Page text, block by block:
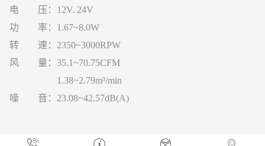
电 压：12V. 24V
功 率：1.67~8.0W
转 速：2350~3000RPW
风 量：35.1~70.75CFM
1.38~2.79m³/min
噪 音：23.08~42.57dB(A)